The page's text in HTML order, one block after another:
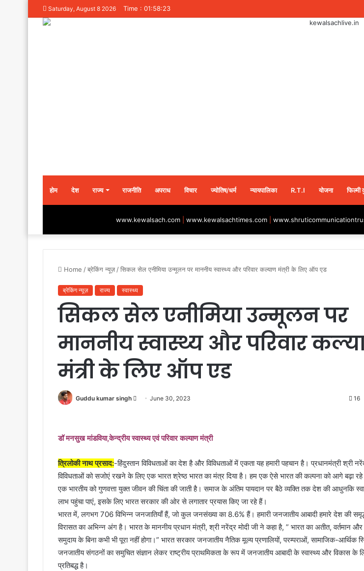
Saturday, August 8 2026 Time : 01:58:23
होम देश राज्य राजनीति अपराध विचार ज्योतिष/धर्म न्यायपालिका R.T.I योजना फिल्मी
www.kewalsach.com www.kewalsachtimes.com
Home /ब्रेकिंग न्यूज़ /सिकल सेल एनीमिया उन्मूलन पर माननीय स्वास्थ्य और परिवार कल्याण मंत्री के लिए ऑप एड
ब्रेकिंग न्यूज़ राज्य स्वास्थ्य
सिकल सेल एनीमिया उन्मूलन पर
माननीय स्वास्थ्य और परिवार
मंत्री के लिए ऑप एड
Guddu kumar singh
SendJune 30, 2023 16
ड‌ॉ मनसुख मांडविया,केन्द्रीय स्वास्थ्य एवं परिवार कल्याण मंत्री
त्रिलोकी नाथ प्रसाद:-हिंदुस्तान विविधताओं का देश है और विविधताओं में एकता यह हमारी पहचान है। प्रधानमंत्री श्री
विविधताओं को सजोएं रखने के लिए एक भारत श्रेष्ठ भारत का मंत्र दिया है। हम एक ऐसे भारत की कल्पना को आगे बढ़ा
एक भारतीय को गुणवत्ता युक्त जीवन की चिंता की जाती है। समाज के अंतिम पायदान पर बैठे व्यक्ति तक देश की आधुनकि
लाभ पहुंचा पाएं, इसके लिए भारत सरकार की ओर से लगातार प्रयास किए जा रहे हैं।
भारत में, लगभग 706 विभिन्न जनजातियाँ हैं, जो कुल जनसंख्या का 8.6% हैं। हमारी जनजातीय आबादी हमारे देश की
विरासत का अभिन्न अंग है। भारत के माननीय प्रधान मंत्री, श्री नरेंद्र मोदी जी ने कहा है, ” भारत का अतीत, वर्तमान और
समुदाय के बिना कभी भी पूरा नहीं होगा।” भारत सरकार जनजातीय नैतिक मूल्य प्रणालियों, परम्पराओं, सामाजिक-आर्थिक
जनजातीय संगठनों का समुचित संज्ञान लेकर राष्ट्रीय प्राथमिकता के रूप में जनजातीय आबादी के स्वास्थ्य और विकास के
प्रतिबद्ध है।